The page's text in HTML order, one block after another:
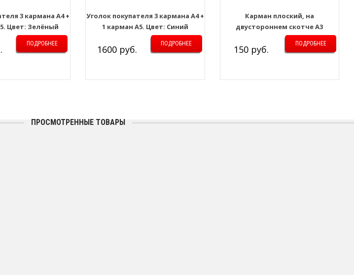
3 кармана А4 +
Цвет: Зелёный
ПОДРОБНЕЕ
Уголок покупателя 3 кармана А4 +
1 карман А5. Цвет: Синий
1600 руб. ПОДРОБНЕЕ
Карман плоский, на
двустороннем скотче А3
150 руб. ПОДРОБНЕЕ
ПРОСМОТРЕННЫЕ ТОВАРЫ